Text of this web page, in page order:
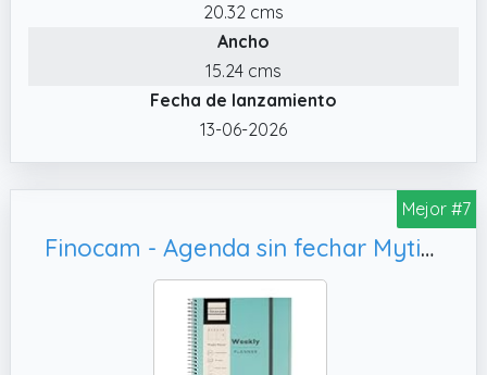
tamaño A5, dimensión de la hoja 14,8 x 21 cm,
medida total 15,3 x 21,5 cm
✔️ CALIDAD CONFIABLE Suave piel de PU de
tacto agradable que puede enrollarse y
guardarse, embalado en caja de cartón,
✔️ PÁGINAS ADICIONALES Plan Anual 2628 |
Plan Mensual | Horario x 4 | Calendario 26 y 27
Punteadas / Contacto / Días Festivos en
20.32 cms
Ancho
15.24 cms
Fecha de lanzamiento
13-06-2026
Mejor #7
Finocam - Agenda sin fechar Mytime Semana Vista Vertical Internacional